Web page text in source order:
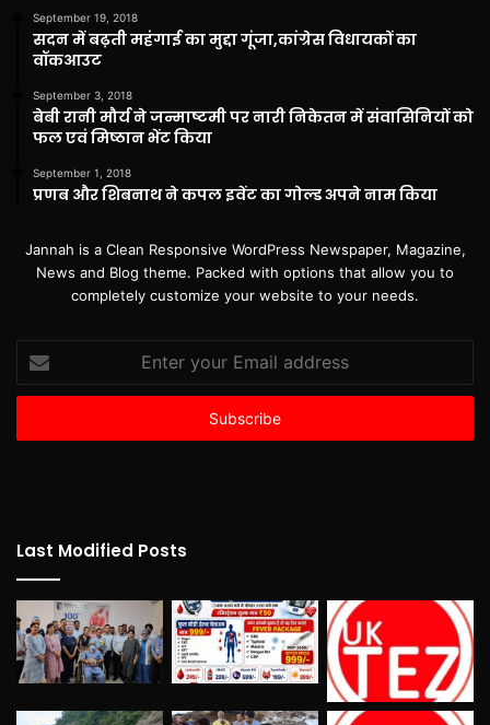
September 19, 2018
सदन में बढ़ती महंगाई का मुद्दा गूंजा,कांग्रेस विधायकों का
वॉकआउट
September 3, 2018
बेबी रानी मौर्य ने जन्माष्टमी पर नारी निकेतन में संवासिनियों को
फल एवं मिष्ठान भेंट किया
September 1, 2018
प्रणब और शिबनाथ ने कपल इवेंट का गोल्ड अपने नाम किया
Jannah is a Clean Responsive WordPress Newspaper, Magazine,
News and Blog theme. Packed with options that allow you to
completely customize your website to your needs.
your
Email
Last Modified Posts